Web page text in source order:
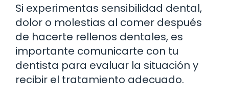
Si experimentas sensibilidad dental,
dolor o molestias al comer después
de hacerte rellenos dentales, es
importante comunicarte con tu
dentista para evaluar la situación y
recibir el tratamiento adecuado.